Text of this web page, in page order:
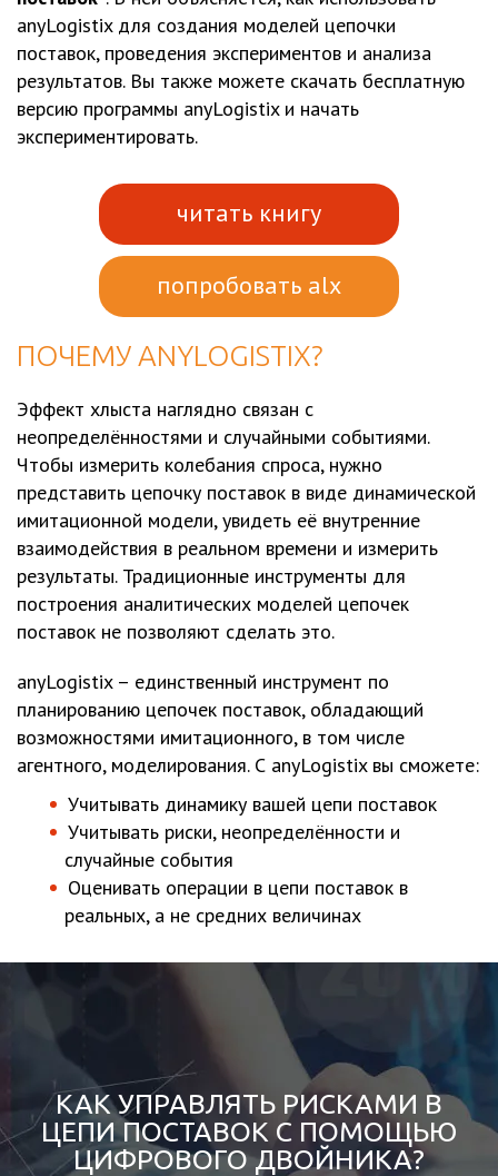
anyLogistix для создания моделей цепочки
поставок, проведения экспериментов и анализа
результатов. Вы также можете скачать бесплатную
версию программы anyLogistix и начать
экспериментировать.
читать книгу
попробовать alx
ПОЧЕМУ ANYLOGISTIX?
Эффект хлыста наглядно связан с
неопределённостями и случайными событиями.
Чтобы измерить колебания спроса, нужно
представить цепочку поставок в виде динамической
имитационной модели, увидеть её внутренние
взаимодействия в реальном времени и измерить
результаты. Традиционные инструменты для
построения аналитических моделей цепочек
поставок не позволяют сделать это.
anyLogistix – единственный инструмент по
планированию цепочек поставок, обладающий
возможностями имитационного, в том числе
агентного, моделирования. С anyLogistix вы сможете:
Учитывать динамику вашей цепи поставок
Учитывать риски, неопределённости и
случайные события
Оценивать операции в цепи поставок в
реальных, а не средних величинах
КАК УПРАВЛЯТЬ РИСКАМИ В
ЦЕПИ ПОСТАВОК C ПОМОЩЬЮ
ЦИФРОВОГО ДВОЙНИКА?